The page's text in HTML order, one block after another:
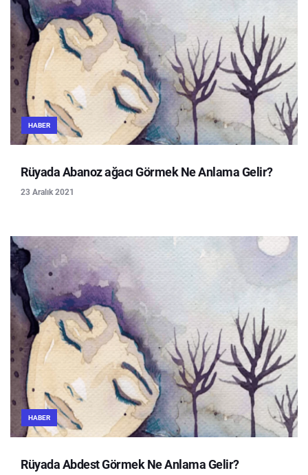
HABER
Rüyada Abanoz ağacı Görmek Ne Anlama Gelir?
23 Aralık 2021
HABER
Rüyada Abdest Görmek Ne Anlama Gelir?